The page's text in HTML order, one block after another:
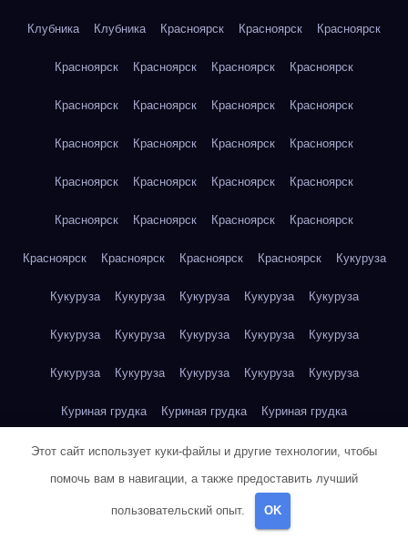
Клубника Клубника Красноярск Красноярск Красноярск
Красноярск Красноярск Красноярск Красноярск
Красноярск Красноярск Красноярск Красноярск
Красноярск Красноярск Красноярск Красноярск
Красноярск Красноярск Красноярск Красноярск
Красноярск Красноярск Красноярск Красноярск
Красноярск Красноярск Красноярск Красноярск Кукуруза
Кукуруза Кукуруза Кукуруза Кукуруза Кукуруза
Кукуруза Кукуруза Кукуруза Кукуруза Кукуруза
Кукуруза Кукуруза Кукуруза Кукуруза Кукуруза
Куриная грудка Куриная грудка Куриная грудка
Куриная грудка Куриная грудка Куриная грудка
Куриная грудка Куриная грудка
Куриное яйцо
Этот сайт использует куки-файлы и другие технологии, чтобы
помочь вам в навигации, а также предоставить лучший
пользовательский опыт. OK